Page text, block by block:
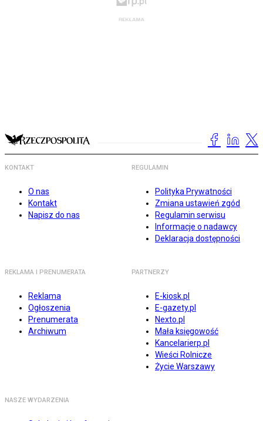
KONTAKT
O nas
Kontakt
Napisz do nas
REGULAMIN
Polityka Prywatności
Zmiana ustawień zgód
Regulamin serwisu
Informacje o nadawcy
Deklaracja dostępności
REKLAMA I PRENUMERATA
Reklama
Ogłoszenia
Prenumerata
Archiwum
PARTNERZY
E-kiosk.pl
E-gazety.pl
Nexto.pl
Mała księgowość
Kancelarierp.pl
Wieści Rolnicze
Życie Warszawy
NASZE WYDARZENIA